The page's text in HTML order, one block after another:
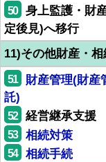
50
身上監護・財
定後見)へ移行
11)その他財産・
51
財産管理(財産
託)
52 経営継承支援
53 相続対策
54
相続手続